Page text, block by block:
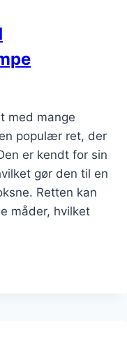
med mange
populær ret, der
er kendt for sin
gør den til en
Retten kan
måder, hvilket